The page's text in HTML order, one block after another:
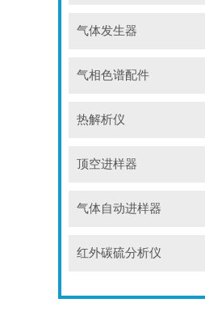
气体发生器
气相色谱配件
热解析仪
顶空进样器
气体自动进样器
红外碳硫分析仪